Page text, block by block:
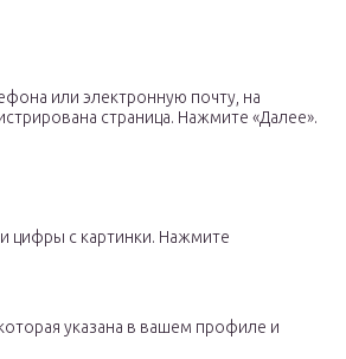
или электронную почту, на
страница. Нажмите «Далее».
цифры с картинки. Нажмите
указана в вашем профиле и